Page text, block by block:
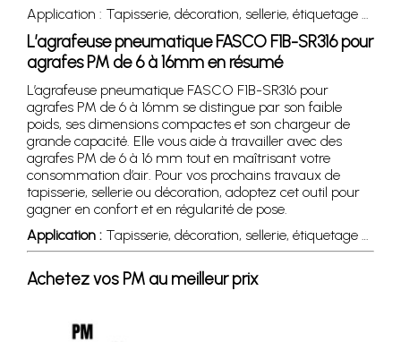
Application : Tapisserie, décoration, sellerie, étiquetage …
L’agrafeuse pneumatique FASCO F1B-SR316 pour
agrafes PM de 6 à 16mm en résumé
L’agrafeuse pneumatique FASCO F1B-SR316 pour
agrafes PM de 6 à 16mm se distingue par son faible
poids, ses dimensions compactes et son chargeur de
grande capacité. Elle vous aide à travailler avec des
agrafes PM de 6 à 16 mm tout en maîtrisant votre
consommation d’air. Pour vos prochains travaux de
tapisserie, sellerie ou décoration, adoptez cet outil pour
gagner en confort et en régularité de pose.
Application : Tapisserie, décoration, sellerie, étiquetage …
Achetez vos PM au meilleur prix